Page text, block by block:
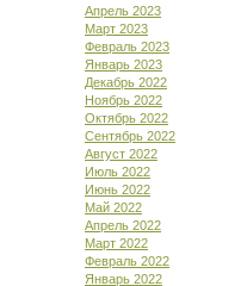
Апрель 2023
Март 2023
Февраль 2023
Январь 2023
Декабрь 2022
Ноябрь 2022
Октябрь 2022
Сентябрь 2022
Август 2022
Июль 2022
Июнь 2022
Май 2022
Апрель 2022
Март 2022
Февраль 2022
Январь 2022